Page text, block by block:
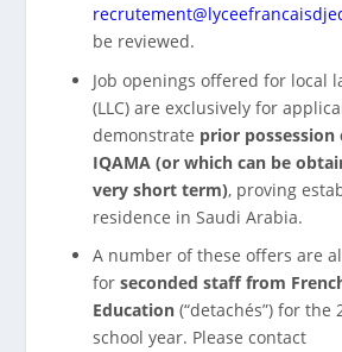
be reviewed.
Job openings offered for local
(LLC) are exclusively for
demonstrate prior possession
IQAMA (or which can be
very short term), proving
residence in Saudi Arabia.
A number of these offers are
forseconded staff from
Education (“detachés”) for the
school year. Please contact